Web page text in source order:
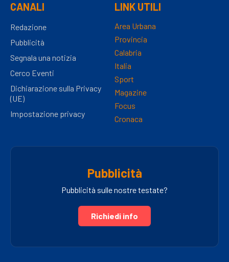
CANALI
Redazione
Pubblicità
Segnala una notizia
Cerco Eventi
Dichiarazione sulla Privacy
(UE)
Impostazione privacy
LINK UTILI
Area Urbana
Provincia
Calabria
Italia
Sport
Magazine
Focus
Cronaca
Pubblicità
Pubblicità sulle nostre testate?
Richiedi info